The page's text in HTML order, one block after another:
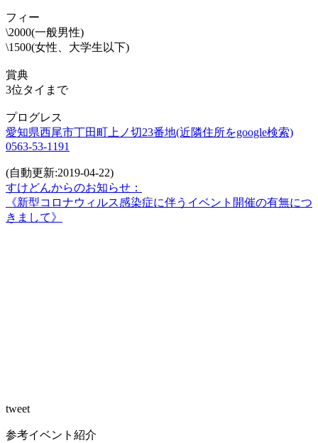
フィー
\2000(一般男性)
\1500(女性、大学生以下)
賞典
3位タイまで
プログレス
愛知県西尾市丁田町上ノ切23番地(近隣住所をgoogle検索)
0563-53-1191
(自動更新:2019-04-22)
すけどんからのお知らせ：
《新型コロナウィルス感染症に伴うイベント開催の有無につ
きまして》
tweet
参考イベント紹介